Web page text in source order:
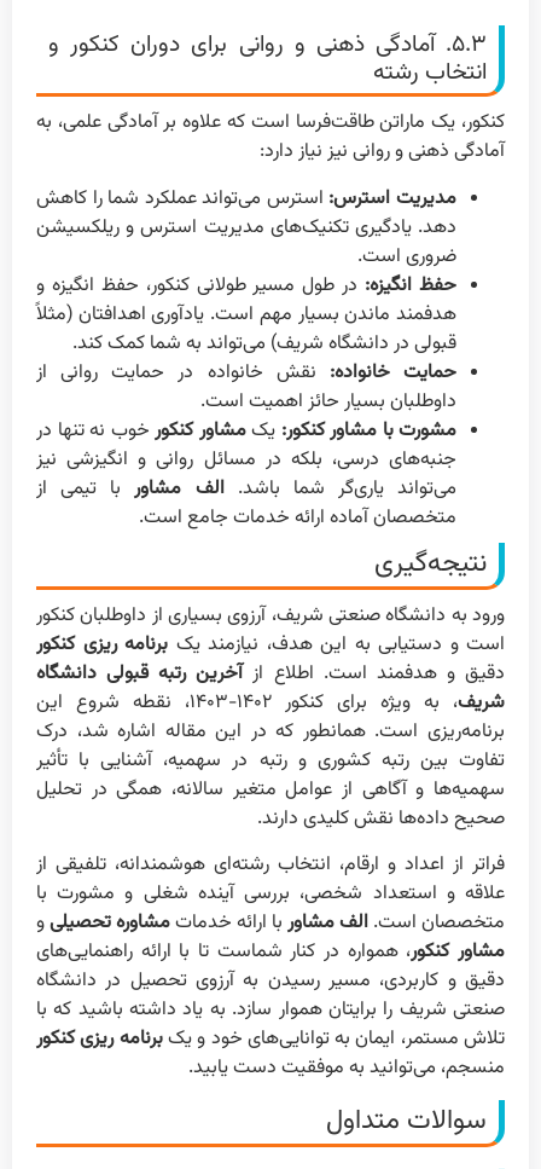
۵.۳. آمادگی ذهنی و روانی برای دوران کنکور و
انتخاب رشته
کنکور، یک ماراتن طاقت‌فرسا است که علاوه بر آمادگی علمی، به
آمادگی ذهنی و روانی نیز نیاز دارد:
مدیریت استرس: استرس می‌تواند عملکرد شما را کاهش
دهد. یادگیری تکنیک‌های مدیریت استرس و ریلکسیشن
ضروری است.
حفظ انگیزه: در طول مسیر طولانی کنکور، حفظ انگیزه و
هدفمند ماندن بسیار مهم است. یادآوری اهدافتان (مثلاً
قبولی در دانشگاه شریف) می‌تواند به شما کمک کند.
حمایت خانواده: نقش خانواده در حمایت روانی از
داوطلبان بسیار حائز اهمیت است.
مشورت با مشاور کنکور: یکمشاور کنکور خوب نه تنها در
جنبه‌های درسی، بلکه در مسائل روانی و انگیزشی نیز
می‌تواند یاری‌گر شما باشد.الف مشاوربا تیمی از
متخصصان آماده ارائه خدمات جامع است.
نتیجه‌گیری
ورود به دانشگاه صنعتی شریف، آرزوی بسیاری از داوطلبان کنکور
است و دستیابی به این هدف، نیازمند یک برنامه ریزی کنکور
دقیق و هدفمند است. اطلاع ازآخرین رتبه قبولی دانشگاه
شریف
، به ویژه برای کنکور ۱۴۰۲-۱۴۰۳، نقطه شروع این
برنامه‌ریزی است. همانطور که در این مقاله اشاره شد، درک
تفاوت بین رتبه کشوری و رتبه در سهمیه، آشنایی با تأثیر
سهمیه‌ها و آگاهی از عوامل متغیر سالانه، همگی در تحلیل
صحیح داده‌ها نقش کلیدی دارند.
فراتر از اعداد و ارقام، انتخاب رشته‌ای هوشمندانه، تلفیقی از
علاقه و استعداد شخصی، بررسی آینده شغلی و مشورت با
متخصصان است. الف مشاور با ارائه خدماتمشاوره تحصیلیو
مشاور کنکور، همواره در کنار شماست تا با ارائه راهنمایی‌های
دقیق و کاربردی، مسیر رسیدن به آرزوی تحصیل در دانشگاه
صنعتی شریف را برایتان هموار سازد. به یاد داشته باشید که با
تلاش مستمر، ایمان به توانایی‌های خود و یکبرنامه ریزی کنکور
منسجم، می‌توانید به موفقیت دست یابید.
سوالات متداول